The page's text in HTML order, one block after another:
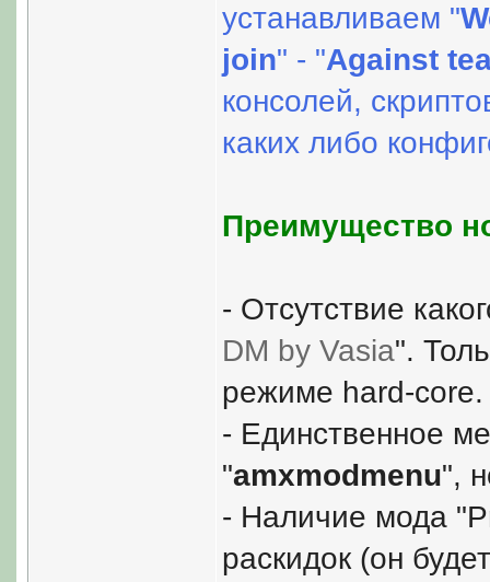
устанавливаем "
join" - "Against
консолей,
каких либо
Преимущество
- Отсутствие
DM by Vasia".
режиме hard-core.
- Единственное
"amxmodmenu",
- Наличие мода
раскидок (он